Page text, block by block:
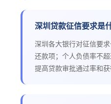
深圳贷款征信要求是
深圳各大银行对征信要
还款项；个人负债率不
提高贷款审批通过率和获